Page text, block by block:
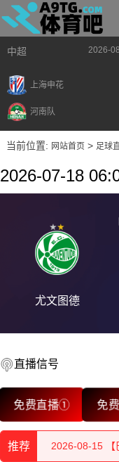
中超 2026-
上海申花
河南队
当前位置: 网站首页> 足球
2026-07-18
尤文图德
直播信号
免费直播① 免
推荐
2026-08-15 【
2026-08-15
2026-08-15 【